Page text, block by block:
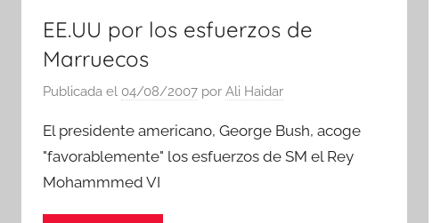
EE.UU por los esfuerzos de
Marruecos
Publicada el 04/08/2007 por Ali Haidar
El presidente americano, George Bush, acoge
"favorablemente" los esfuerzos de SM el Rey
Mohammmed VI